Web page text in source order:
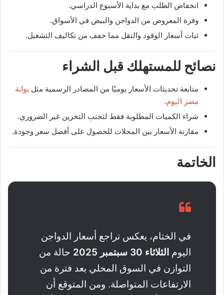
انخفاض الطلب مع بداية الأسبوع الدراسي.
وفرة المعروض من الدواجن والبيض في الأسواق.
ثبات أسعار الوقود والنقل مما خفف من تكاليف التشغيل.
نصائح للمستهلك قبل الشراء
متابعة تحديثات الأسعار يوميًا من المصادر الرسمية مثل بوابة
مصر اليوم.
شراء الكميات المطلوبة فقط لتجنب التخزين غير الضروري.
مقارنة الأسعار بين المحلات للحصول على أفضل سعر وجودة.
الخاتمة
في الختام، يعكس تراجع أسعار الدواجن
اليوم الثلاثاء 30 سبتمبر 2025
حالة من
التوازن في السوق المحلي بعد فترة من
الارتفاعات المتواصلة. ومن المتوقع أن